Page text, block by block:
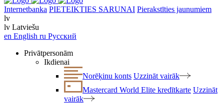
Internetbanka PIETEIKTIES SARUNAI Pierakstīties jaunumiem
lv
lv Latviešu
en English ru Русский
Privātpersonām
Ikdienai
Norēķinu konts Uzzināt vairāk
Mastercard World Elite kredītkarte Uzzināt
vairāk